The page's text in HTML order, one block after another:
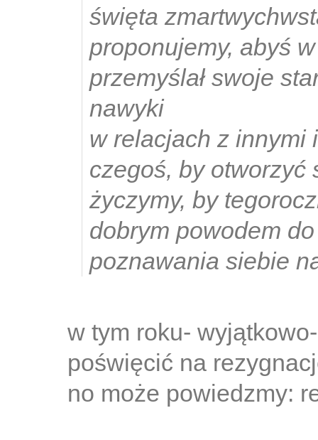
święta
proponujemy, abyś
przemyślał swoje
nawyki
w relacjach z innymi
czegoś, by otworzyć
życzymy, by
dobrym powodem
poznawania siebie
w tym roku-
poświęcić na
no może powiedzmy: